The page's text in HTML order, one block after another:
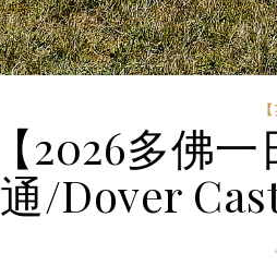
【2026多佛
通/Dover